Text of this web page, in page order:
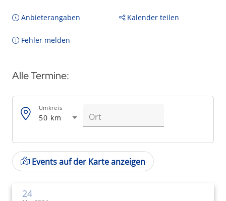
Anbieterangaben Kalender teilen
Fehler melden
Alle Termine:
50 km
Umkreis
Events auf der Karte anzeigen
24